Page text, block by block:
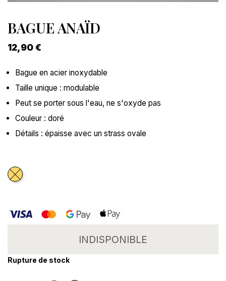
BAGUE ANAÏD
12,90 €
Bague en acier inoxydable
Taille unique : modulable
Peut se porter sous l'eau, ne s'oxyde pas
Couleur : doré
Détails : épaisse avec un strass ovale
Doré
INDISPONIBLE
Rupture de stock